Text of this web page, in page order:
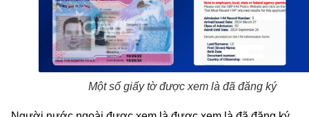
Một số giấy tờ được xem là đã đăng ký